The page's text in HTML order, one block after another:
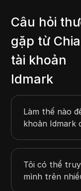
Câu hỏi
gặp từ
tài khoản
Idmark
Làm thế nào
khoản Idmark
Tôi có thể
mình trên